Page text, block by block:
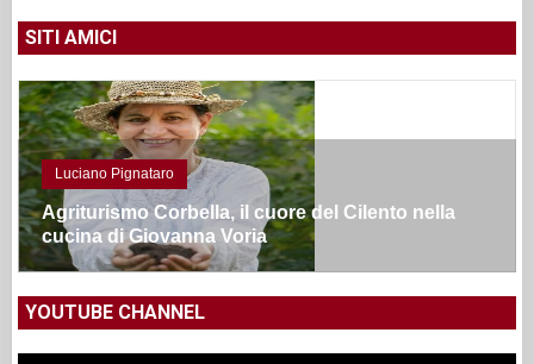
SITI AMICI
Luciano Pignataro
Agriturismo Corbella, il cuore del Cilento nella
cucina di Giovanna Voria
YOUTUBE CHANNEL